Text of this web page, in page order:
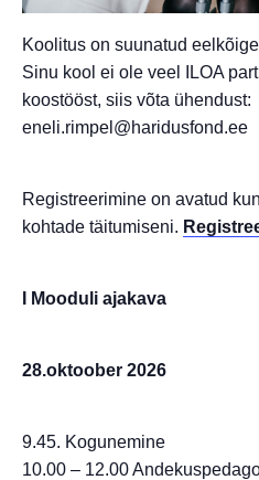
Koolitus on suunatud
Sinu kool ei ole veel ILOA
koostööst, siis võta ühendust:
eneli.rimpel@haridusfond.ee
Registreerimine on avatud
kohtade täitumiseni.
I Mooduli ajakava
28.oktoober 2026
9.45. Kogunemine
10.00 – 12.00